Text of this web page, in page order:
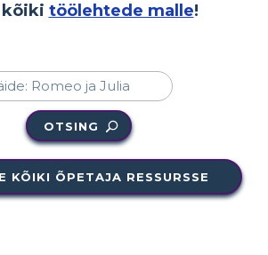
kõiki töölehtede malle!
OTSING
KÕIKI ÕPETAJA RESSURSSE